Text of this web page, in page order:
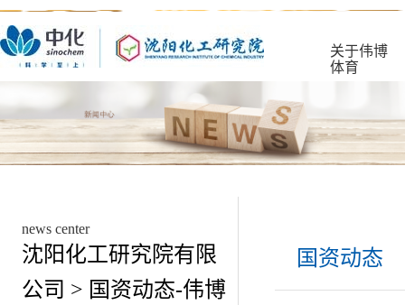
关于伟博
体育
news center
沈阳化工研究院有限
公司 > 国资动态-伟博
国资动态